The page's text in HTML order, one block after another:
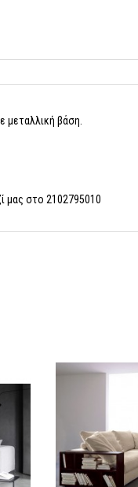
μεταλλική βάση.
μας στο 2102795010